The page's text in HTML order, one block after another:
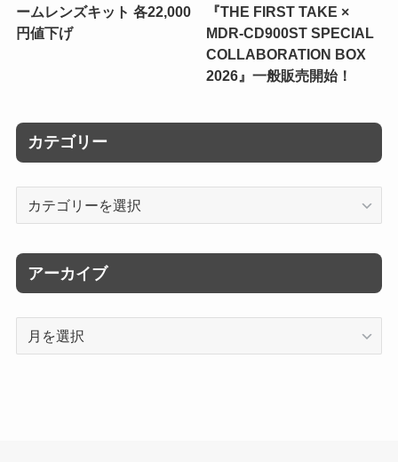
ームレンズキット 各22,000
円値下げ
『THE FIRST TAKE ×
MDR-CD900ST SPECIAL
COLLABORATION BOX
2026』一般販売開始！
カテゴリー
リ
ー
アーカイブ